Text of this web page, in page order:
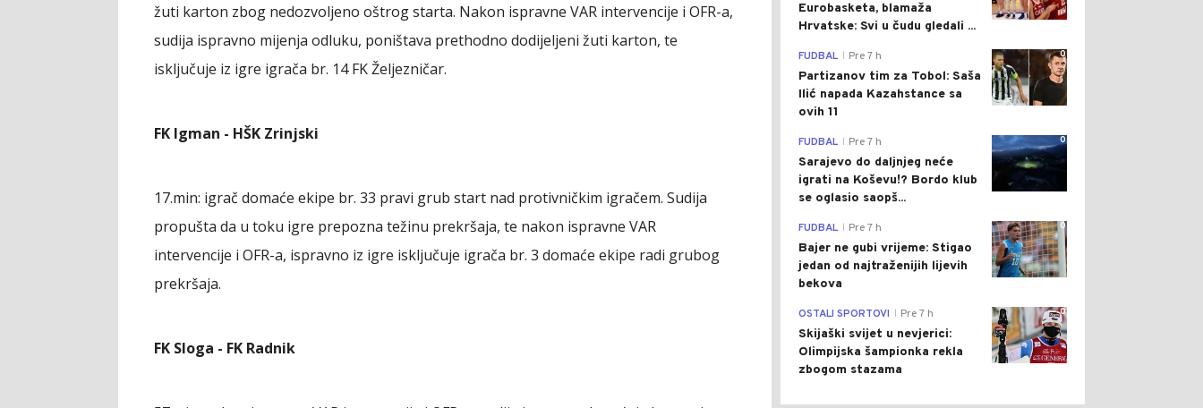
žuti karton zbog nedozvoljeno oštrog starta. Nakon ispravne VAR intervencije i OFR-a,
sudija ispravno mijenja odluku, poništava prethodno dodijeljeni žuti karton, te
isključuje iz igre igrača br. 14 FK Željezničar.
FK Igman - HŠK Zrinjski
17.min: igrač domaće ekipe br. 33 pravi grub start nad protivničkim igračem. Sudija
propušta da u toku igre prepozna težinu prekršaja, te nakon ispravne VAR
intervencije i OFR-a, ispravno iz igre isključuje igrača br. 3 domaće ekipe radi grubog
prekršaja.
FK Sloga - FK Radnik
Eurobasketa, blamaža
Hrvatske: Svi u čudu gledali ...
0
FUDBAL Pre 7 h
Partizanov tim za Tobol: Saša
Ilić napada Kazahstance sa
ovih 11
0
FUDBAL Pre 7 h
Sarajevo do daljnjeg neće
igrati na Koševu!? Bordo klub
se oglasio saopš...
0
FUDBAL Pre 7 h
Bajer ne gubi vrijeme: Stigao
jedan od najtraženijih lijevih
bekova
0
OSTALI SPORTOVI Pre 7 h
Skijaški svijet u nevjerici:
Olimpijska šampionka rekla
zbogom stazama